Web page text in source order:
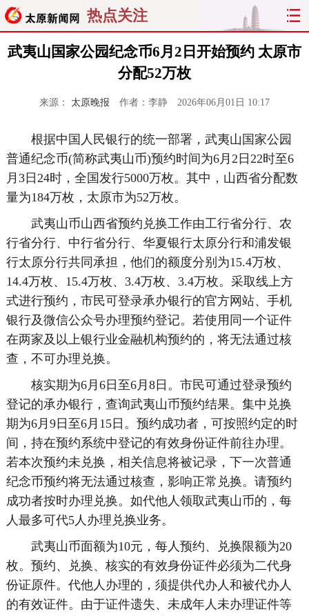
热点关注
武夷山国家公园纪念币6月2日开始预约 太原市
分配52万枚
来源： 太原晚报 作者：李静 2026年06月01日 10:17
根据中国人民银行的统一部署，武夷山国家公园
普通纪念币(简称武夷山币)预约时间为6月2日22时至6
月3日24时，全国发行5000万枚。其中，山西省分配数
量为184万枚，太原市为52万枚。
武夷山币山西省预约兑换工作由工行省分行、农
行省分行、中行省分行、华夏银行太原分行和浦发银
行太原分行共同承担，他们的额度分别为15.4万枚、
14.4万枚、15.4万枚、3.4万枚、3.4万枚。采取线上方
式进行预约，市民可登录承办银行的官方网站、手机
银行及微信公众号办理预约登记。若使用同一个证件
在两家及以上银行业金融机构预约的，将无法通过核
查，不可办理兑换。
核实期为6月6日至6月8日。市民可通过登录预约
登记的承办银行，查询武夷山币预约结果。集中兑换
期为6月9日至6月15日。预约成功者，可按照约定的时
间，持在预约系统中登记的有效身份证件前往办理。
若本次预约未兑换，相关信息将被记录，下一次普通
纪念币预约将无法通过核查，影响正常兑换。请预约
成功者按时办理兑换。如代他人领取武夷山币的，每
人最多可代5人办理兑换业务。
武夷山币面额为10元，每人预约、兑换限额为20
枚。预约、兑换、核实的有效身份证件必须为二代身
份证原件。代他人办理的，须提供代办人和被代办人
的有效证件。由于证件遗失、未成年人未办理证件等